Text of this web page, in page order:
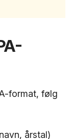
format, følg
årstal)